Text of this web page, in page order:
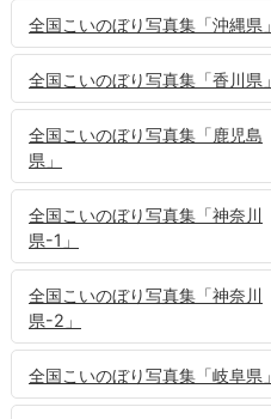
全国こいのぼり写真集「沖縄県」
全国こいのぼり写真集「香川県」
全国こいのぼり写真集「鹿児島
県」
全国こいのぼり写真集「神奈川
県-1」
全国こいのぼり写真集「神奈川
県-2」
全国こいのぼり写真集「岐阜県」